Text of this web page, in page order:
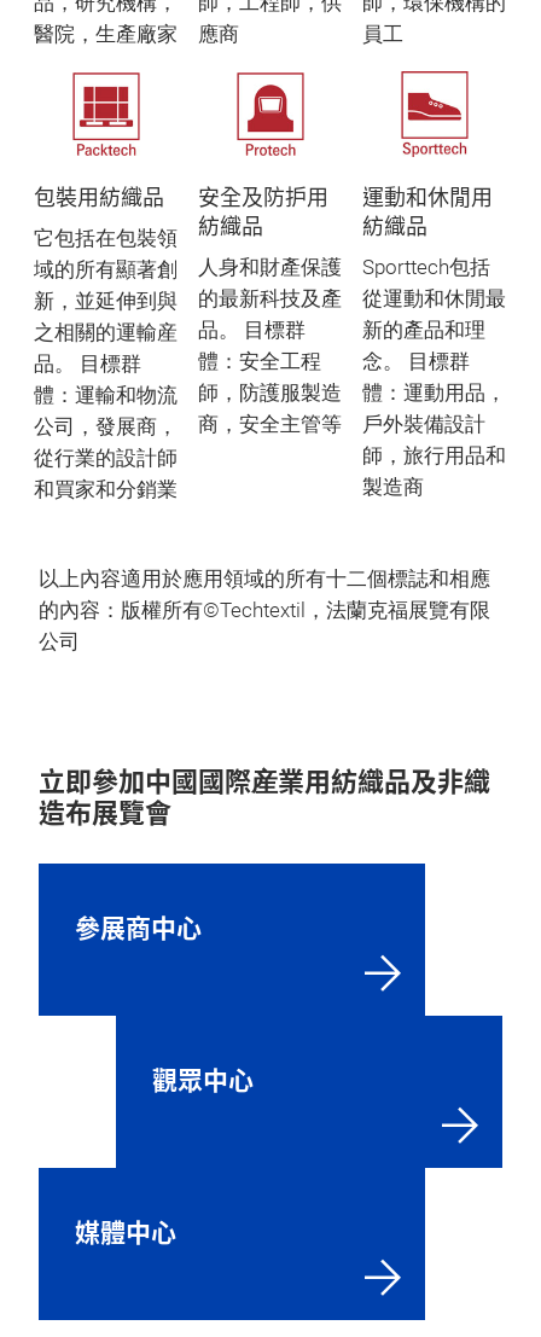
醫院，生產廠家
應商
員工
包裝用紡織品
它包括在包裝領
域的所有顯著創
新，並延伸到與
之相關的運輸産
品。 目標群
體：運輸和物流
公司，發展商，
從行業的設計師
和買家和分銷業
安全及防护用
紡織品
人身和財產保護
的最新科技及產
品。 目標群
體：安全工程
師，防護服製造
商，安全主管等
運動和休閒用
紡織品
Sporttech包括
從運動和休閒最
新的產品和理
念。 目標群
體：運動用品，
戶外裝備設計
師，旅行用品和
製造商
以上內容適用於應用領域的所有十二個標誌和相應
的內容：版權所有©Techtextil，法蘭克福展覽有限
公司
立即參加中國國際産業用紡織品及非織
造布展覽會
參展商中心
觀眾中心
媒體中心